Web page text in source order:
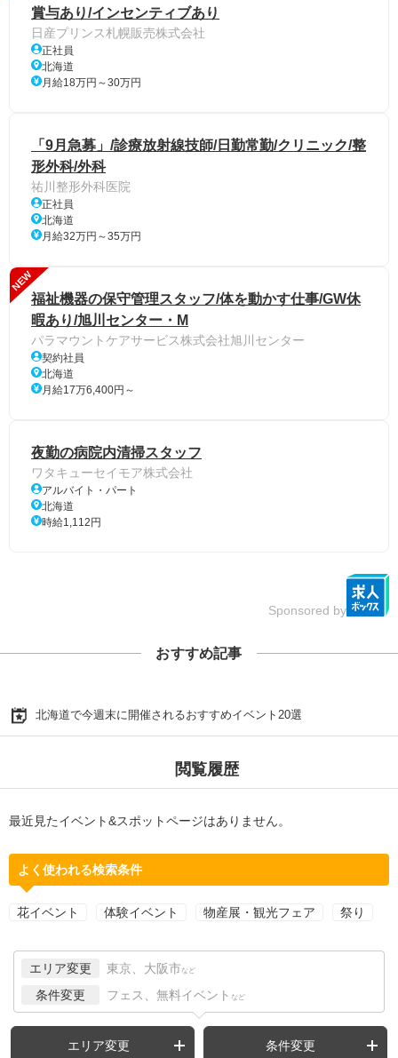
賞与あり/インセンティブあり
日産プリンス札幌販売株式会社
正社員
北海道
月給18万円～30万円
「9月急募」/診療放射線技師/日勤常勤/クリニック/整
形外科/外科
祐川整形外科医院
正社員
北海道
月給32万円～35万円
NEW
福祉機器の保守管理スタッフ/体を動かす仕事/GW休
暇あり/旭川センター・M
パラマウントケアサービス株式会社旭川センター
契約社員
北海道
月給17万6,400円～
夜勤の病院内清掃スタッフ
ワタキューセイモア株式会社
アルバイト・パート
北海道
時給1,112円
Sponsored by
おすすめ記事
北海道で今週末に開催されるおすすめイベント20選
閲覧履歴
最近見たイベント&スポットページはありません。
よく使われる検索条件
花イベント 体験イベント 物産展・観光フェア 祭り
エリア変更 東京、大阪市 など
条件変更 フェス、無料イベント など
エリア変更 条件変更